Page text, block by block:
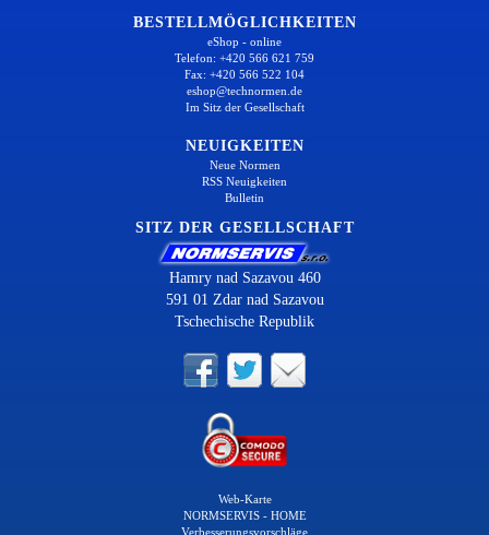
BESTELLMÖGLICHKEITEN
eShop - online
Telefon: +420 566 621 759
Fax: +420 566 522 104
eshop@technormen.de
Im Sitz der Gesellschaft
NEUIGKEITEN
Neue Normen
RSS Neuigkeiten
Bulletin
SITZ DER GESELLSCHAFT
Hamry nad Sazavou 460
591 01 Zdar nad Sazavou
Tschechische Republik
Web-Karte
NORMSERVIS - HOME
Verbesserungsvorschläge